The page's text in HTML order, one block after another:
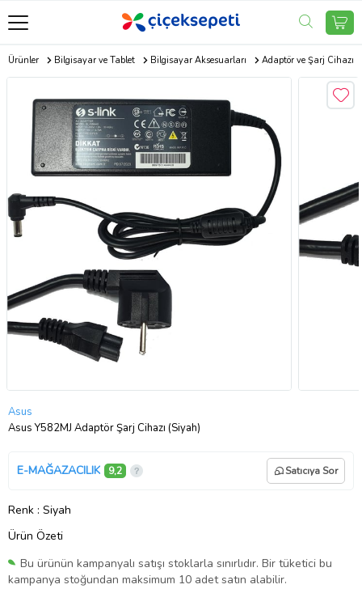
Ürünler Bilgisayar ve Tablet Bilgisayar Aksesuarları Adaptör ve Şarj Cihazı
Asus
Asus Y582MJ Adaptör Şarj Cihazı (Siyah)
E-MAĞAZACILIK 9,2 Satıcıya Sor
Renk : Siyah
Ürün Özeti
Bu ürünün kampanyalı satışı stoklarla sınırlıdır. Bir tüketici bu
kampanya stoğundan maksimum 10 adet satın alabilir.